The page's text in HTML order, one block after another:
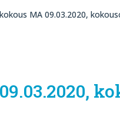
MA 09.03.2020,